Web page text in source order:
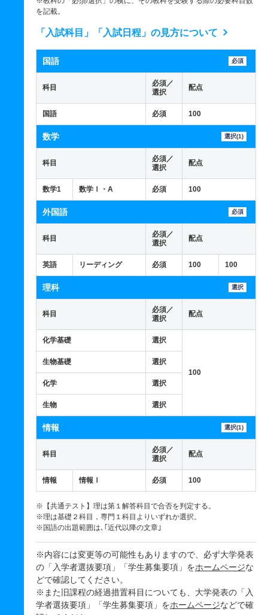
を記載。
「入試科目」「入試日程」の見方について
国語 必須
科目
必須／
選択
配点
国語 必須 100
数学 選択(1)
科目
必須／
選択
配点
数学1 数学Ⅰ・A 必須 100
外国語 必須
科目
必須／
選択
配点
英語 リーディング 必須 100 100
理科 選択
科目
必須／
選択
配点
化学基礎 選択
100
生物基礎 選択
化学 選択
生物 選択
情報 選択(1)
科目
必須／
選択
配点
情報 情報Ⅰ 必須 100
※【共通テスト】理は第１解答科目で合否を判定する。
※理は基礎２科目，専門１科目よりいずれか選択。
※国語の出題範囲は､｢近代以降の文章｣
※内容には変更等の可能性もありますので、必ず大学発表
の「入学者選抜要項」「学生募集要項」をホームページな
どで確認してください。
※また旧課程の経過措置科目についても、大学発表の「入
学者選抜要項」「学生募集要項」をホームページなどで確